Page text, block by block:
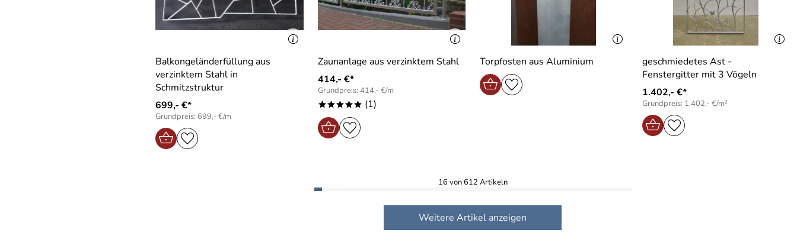
Balkongeländerfüllung aus
verzinktem Stahl in
Schmitzstruktur
699,- €*
Grundpreis: 699,- €/m
Zaunanlage aus verzinktem Stahl
414,- €*
Grundpreis: 414,- €/m
***** (1)
Torpfosten aus Aluminium
geschmiedetes Ast -
Fenstergitter mit 3 Vögeln
1.402,- €*
Grundpreis: 1.402,- €/m²
16 von 612 Artikeln
Weitere Artikel anzeigen